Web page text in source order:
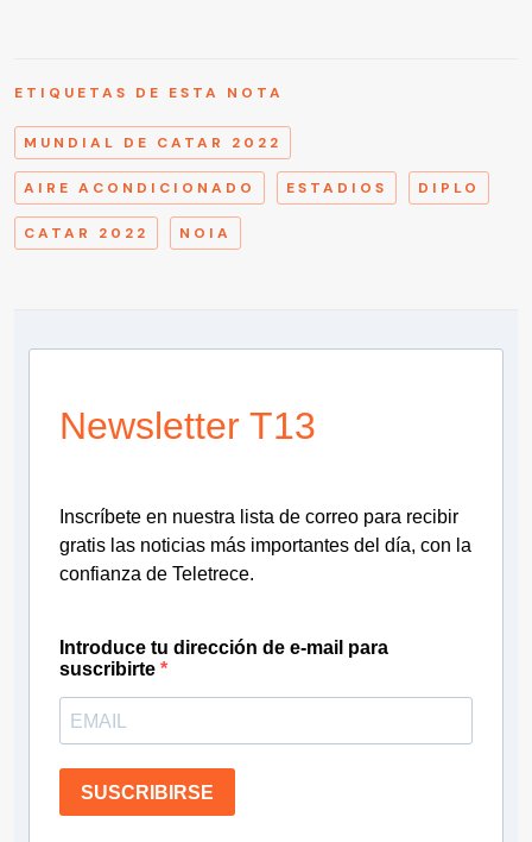
ETIQUETAS DE ESTA NOTA
MUNDIAL DE CATAR 2022
AIRE ACONDICIONADO ESTADIOS DIPLO
CATAR 2022 NOIA
Newsletter T13
Inscríbete en nuestra lista de correo para recibir
gratis las noticias más importantes del día, con la
confianza de Teletrece.
Introduce tu dirección de e-mail para
suscribirte
SUSCRIBIRSE